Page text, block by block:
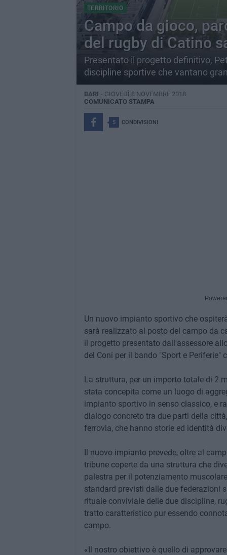
TERRITORIO
Campo da gioco,
del rugby di Catino
Presentato il progetto definitivo,
discipline sportive che vantano
BARI - GIOVEDÌ 8 NOVEMBRE 2018
COMUNICATO STAMPA
5 CONDIVISIONI
Un nuovo impianto sportivo che
sarà realizzato al posto del campo da
il progetto presentato dall'assessore
del Coni per il bando "Sport e
La struttura, per un importo totale di 2
stata concepita come un luogo di
impianto sportivo in senso classico, e
dialogo concreto tra due parti della
ferrovia, che hanno storie ed identità
Il nuovo impianto prevede, oltre al
tribune coperte da una struttura che
palestra per il potenziamento
standard previsti dalle due federazioni
rituale conviviale delle due discipline,
tratto caratteristico pur essendo
campo.
«Il nostro obiettivo è quello di